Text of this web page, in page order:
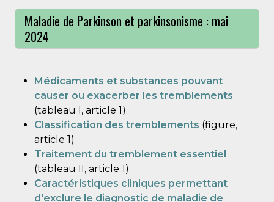
Maladie de Parkinson et parkinsonisme : mai
2024
Médicaments et substances pouvant
causer ou exacerber les tremblements
(tableau I, article 1)
Classification des tremblements (figure,
article 1)
Traitement du tremblement essentiel
(tableau II, article 1)
Caractéristiques cliniques permettant
d'exclure le diagnostic de maladie de